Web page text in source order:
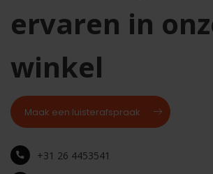
ervaren in
winkel
Maak een luisterafspraak
+31 26 4453541